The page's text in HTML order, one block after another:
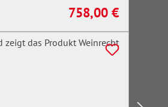
Regulärer Preis:
758,00 €